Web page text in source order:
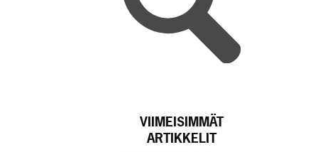
VIIMEISIMMÄT
ARTIKKELIT